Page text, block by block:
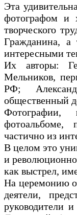
Эта
фотографом и
творческого
Гражданина, а
интересными
Их авторы:
Мельников,
РФ;
общественный
Фотографии,
фотоальбоме,
частично из
В целом это
и
как выстрел,
На церемонию
деятели,
руководители